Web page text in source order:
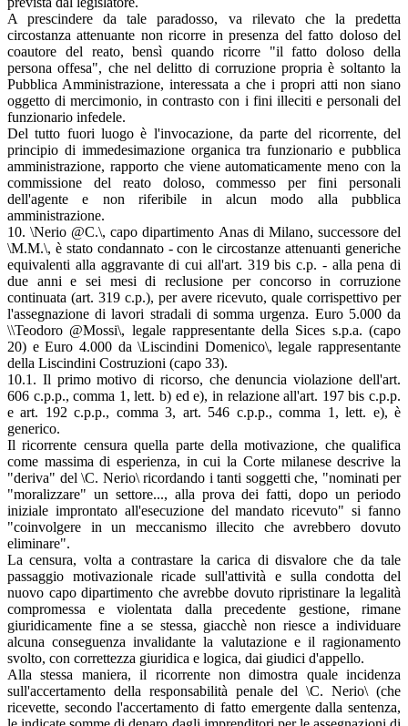
A prescindere da tale paradosso, va rilevato che la predetta
circostanza attenuante non ricorre in presenza del fatto doloso del
coautore del reato, bensì quando ricorre "il fatto doloso della
persona offesa", che nel delitto di corruzione propria è soltanto la
Pubblica Amministrazione, interessata a che i propri atti non siano
oggetto di mercimonio, in contrasto con i fini illeciti e personali del
funzionario infedele.
Del tutto fuori luogo è l'invocazione, da parte del ricorrente, del
principio di immedesimazione organica tra funzionario e pubblica
amministrazione, rapporto che viene automaticamente meno con la
commissione del reato doloso, commesso per fini personali
dell'agente e non riferibile in alcun modo alla pubblica
amministrazione.
10. \Nerio @C.\, capo dipartimento Anas di Milano, successore del
\M.M.\, è stato condannato - con le circostanze attenuanti generiche
equivalenti alla aggravante di cui all'art. 319 bis c.p. - alla pena di
due anni e sei mesi di reclusione per concorso in corruzione
continuata (art. 319 c.p.), per avere ricevuto, quale corrispettivo per
l'assegnazione di lavori stradali di somma urgenza. Euro 5.000 da
\\Teodoro @Mossi\, legale rappresentante della Sices s.p.a. (capo
20) e Euro 4.000 da \Liscindini Domenico\, legale rappresentante
della Liscindini Costruzioni (capo 33).
10.1. Il primo motivo di ricorso, che denuncia violazione dell'art.
606 c.p.p., comma 1, lett. b) ed e), in relazione all'art. 197 bis c.p.p.
e art. 192 c.p.p., comma 3, art. 546 c.p.p., comma 1, lett. e), è
generico.
Il ricorrente censura quella parte della motivazione, che qualifica
come massima di esperienza, in cui la Corte milanese descrive la
"deriva" del \C. Nerio\ ricordando i tanti soggetti che, "nominati per
"moralizzare" un settore..., alla prova dei fatti, dopo un periodo
iniziale improntato all'esecuzione del mandato ricevuto" si fanno
"coinvolgere in un meccanismo illecito che avrebbero dovuto
eliminare".
La censura, volta a contrastare la carica di disvalore che da tale
passaggio motivazionale ricade sull'attività e sulla condotta del
nuovo capo dipartimento che avrebbe dovuto ripristinare la legalità
compromessa e violentata dalla precedente gestione, rimane
giuridicamente fine a se stessa, giacchè non riesce a individuare
alcuna conseguenza invalidante la valutazione e il ragionamento
svolto, con correttezza giuridica e logica, dai giudici d'appello.
Alla stessa maniera, il ricorrente non dimostra quale incidenza
sull'accertamento della responsabilità penale del \C. Nerio\ (che
ricevette, secondo l'accertamento di fatto emergente dalla sentenza,